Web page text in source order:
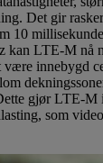
Det gir
10
kan LTE-M nå
innebygd
gjør LTE-M
som